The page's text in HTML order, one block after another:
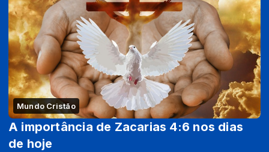
Mundo Cristão
A importância de Zacarias 4:6 nos dias
de hoje